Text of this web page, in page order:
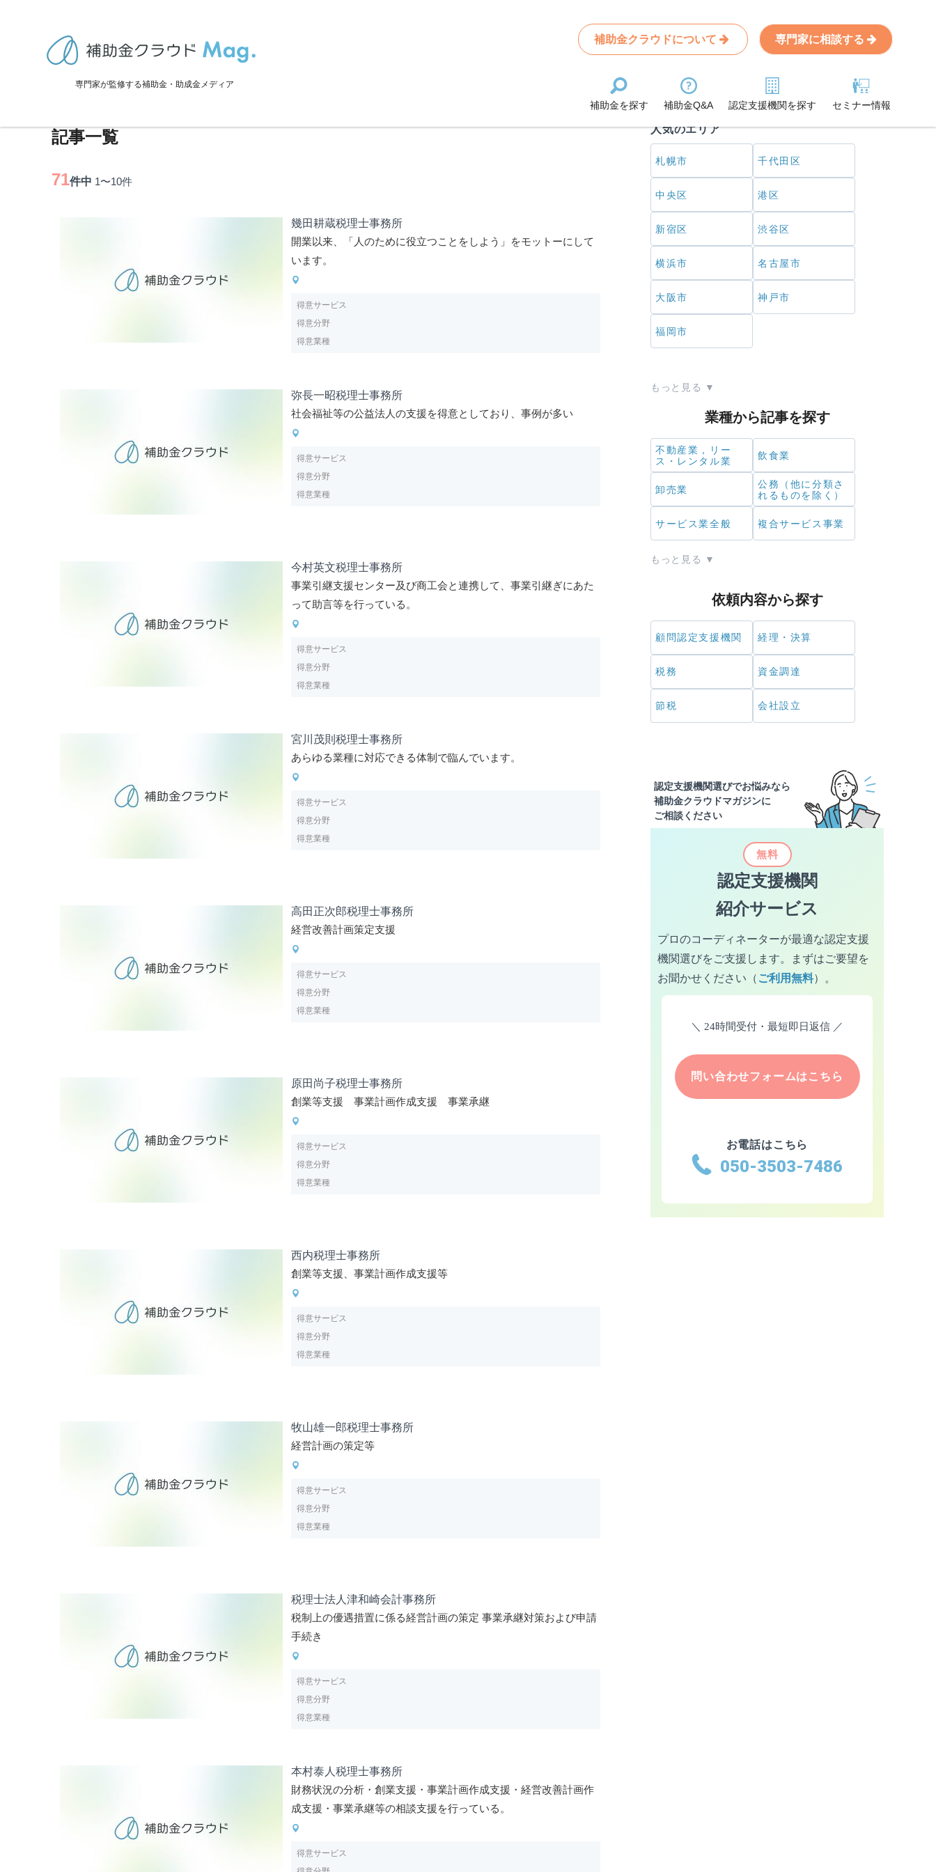
専門家が監修する補助金・助成金メディア
補助金クラウドについて 専門家に相談する
補助金を探す 補助金Q&A 認定支援機関を探す セミナー情報
長崎県の認定支援機関を探す
記事一覧
71件中 1〜10件
幾田耕蔵税理士事務所
開業以来、「人のために役立つことをしよう」をモットーにして
います。
得意サービス
得意分野
得意業種
弥長一昭税理士事務所
社会福祉等の公益法人の支援を得意としており、事例が多い
得意サービス
得意分野
得意業種
今村英文税理士事務所
事業引継支援センター及び商工会と連携して、事業引継ぎにあた
って助言等を行っている。
得意サービス
得意分野
得意業種
宮川茂則税理士事務所
あらゆる業種に対応できる体制で臨んでいます。
得意サービス
得意分野
得意業種
高田正次郎税理士事務所
経営改善計画策定支援
得意サービス
得意分野
得意業種
原田尚子税理士事務所
創業等支援 事業計画作成支援 事業承継
得意サービス
得意分野
得意業種
西内税理士事務所
創業等支援、事業計画作成支援等
得意サービス
得意分野
得意業種
牧山雄一郎税理士事務所
経営計画の策定等
得意サービス
得意分野
得意業種
税理士法人津和崎会計事務所
税制上の優遇措置に係る経営計画の策定 事業承継対策および申請
手続き
得意サービス
得意分野
得意業種
本村泰人税理士事務所
財務状況の分析・創業支援・事業計画作成支援・経営改善計画作
成支援・事業承継等の相談支援を行っている。
得意サービス
エリアから探す
人気のエリア
札幌市 千代田区
中央区 港区
新宿区 渋谷区
横浜市 名古屋市
大阪市 神戸市
福岡市
北海道・東北
青森県
岩手県 宮城県
秋田県 山形県
福島県
栃木県
群馬県 埼玉県
千葉県 東京都
神奈川県
新潟県 富山県
石川県
長野県
北陸・甲信越
岐阜県 静岡県
愛知県 三重県
滋賀県
大阪府
業種から記事を探す
不動産業，リー
ス・レンタル業
飲食業
卸売業
公務（他に分類さ
れるものを除く）
サービス業全般 複合サービス事業
もっと見る ▼
依頼内容から探す
顧問認定支援機関 経理・決算
税務 資金調達
節税 会社設立
認定支援機関選びでお悩みなら
補助金クラウドマガジンに
ご相談ください
無料
認定支援機関
紹介サービス
プロのコーディネーターが最適な認定支援
機関選びをご支援します。
まずはご要望を
お聞かせください（ ご利用無料）。
＼ 24時間受付・最短即日返信 ／
問い合わせフォームはこちら
お電話はこちら
050-3503-7486